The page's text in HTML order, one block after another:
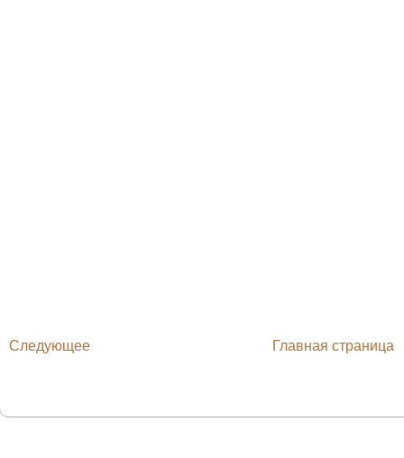
Следующее Главная страница